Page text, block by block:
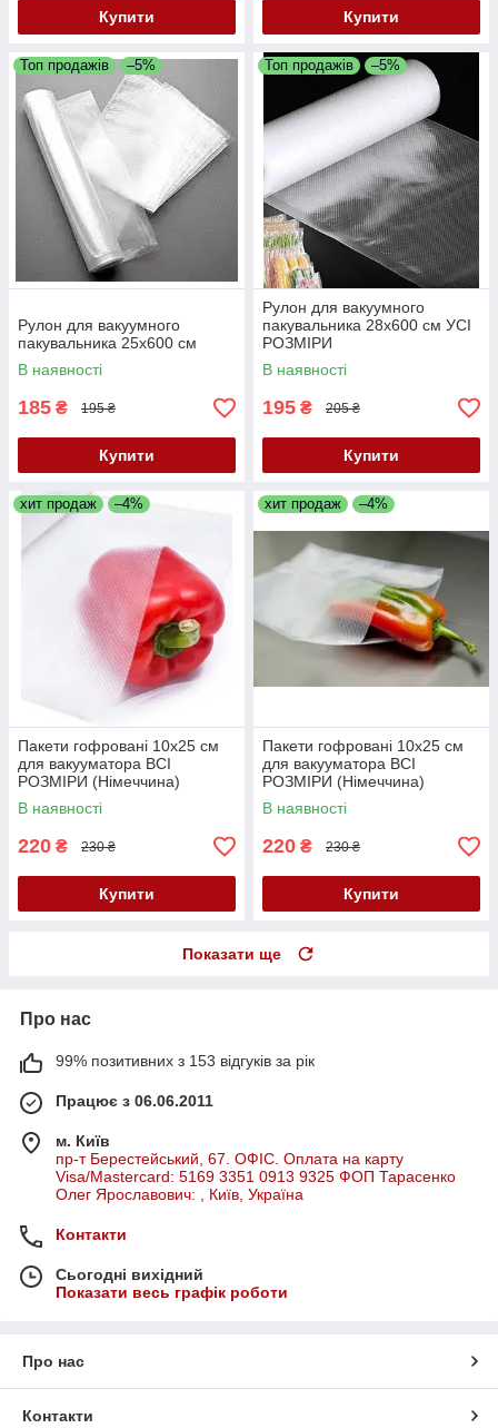
Купити Купити
Топ продажів –5%
Рулон для вакуумного
пакувальника 25х600 см
В наявності
185 ₴ 195 ₴
Купити
Топ продажів –5%
Рулон для вакуумного
пакувальника 28х600 см УСІ
РОЗМІРИ
В наявності
195 ₴ 205 ₴
Купити
хит продаж –4%
Пакети гофровані 10х25 см
для вакууматора ВСІ
РОЗМІРИ (Німеччина)
В наявності
220 ₴ 230 ₴
Купити
хит продаж –4%
Пакети гофровані 10х25 см
для вакууматора ВСІ
РОЗМІРИ (Німеччина)
В наявності
220 ₴ 230 ₴
Купити
Показати ще
Про нас
99% позитивних з 153 відгуків за рік
Працює з 06.06.2011
м. Київ
пр-т Берестейський, 67. ОФІС. Оплата на карту
Visa/Mastercard: 5169 3351 0913 9325 ФОП Тарасенко
Олег Ярославович: , Київ, Україна
Контакти
Сьогодні вихідний
Показати весь графік роботи
Про нас
Контакти